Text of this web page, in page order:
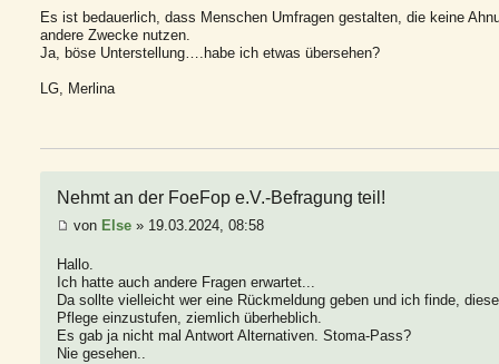
Es ist bedauerlich, dass Menschen Umfragen gestalten, die keine
andere Zwecke nutzen.
Ja, böse Unterstellung….habe ich etwas übersehen?
LG, Merlina
Nehmt an der FoeFop e.V.-Befragung teil!
von Else » 19.03.2024, 08:58
Hallo.
Ich hatte auch andere Fragen erwartet...
Da sollte vielleicht wer eine Rückmeldung geben und ich finde,
Pflege einzustufen, ziemlich überheblich.
Es gab ja nicht mal Antwort Alternativen. Stoma-Pass?
Nie gesehen..